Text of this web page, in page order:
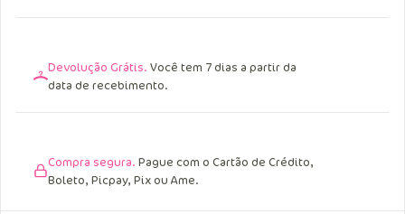
Devolução Grátis. Você tem 7 dias a partir da
data de recebimento.
Compra segura. Pague com o Cartão de Crédito,
Boleto, Picpay, Pix ou Ame.